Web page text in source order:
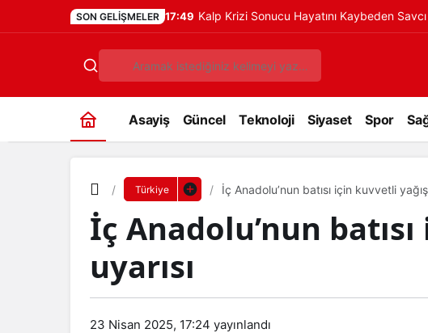
SON GELIŞMELER 17:49 Kalp Krizi Sonucu Hayatını Kaybeden
Asayiş Güncel Teknoloji Siyaset Spor
Türkiye İç Anadolu’nun batısı için kuvvetli yağış
İç Anadolu’nun
uyarısı
23 Nisan 2025, 17:24 yayınlandı